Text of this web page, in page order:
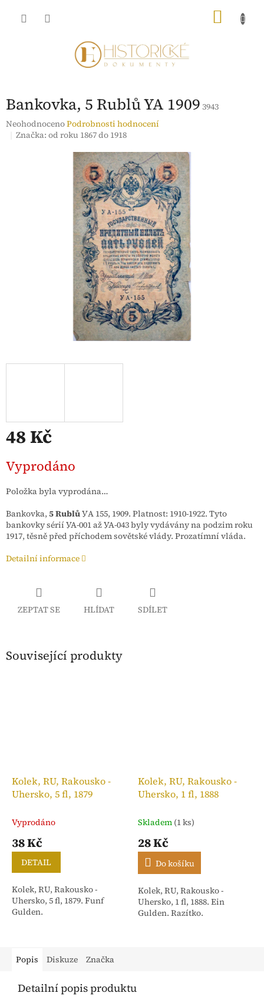
Bankovka, 5 Rublů YA 1909 3943
Průměrné
hodnocení
NeohodnocenoPodrobnosti hodnocení
Značka:od roku 1867 do 1918
48 Kč
cena:
Vyprodáno
Položka byla vyprodána…
Bankovka, 5 RublůУA 155, 1909. Platnost: 1910-1922. Tyto
bankovky sérií УА-001 až УА-043 byly vydávány na podzim roku
1917, těsně před příchodem sovětské vlády. Prozatímní vláda.
Detailní informace
ZEPTAT SE HLÍDAT SDÍLET
Související produkty
Kolek, RU, Rakousko -
Uhersko, 5 fl, 1879
Vyprodáno
38 Kč
DETAIL
Kolek, RU, Rakousko -
Uhersko, 5 fl, 1879. Funf
Gulden.
Kolek, RU, Rakousko -
Uhersko, 1 fl, 1888
Skladem (1 ks)
28 Kč
Do košíku
Kolek, RU, Rakousko -
Uhersko, 1 fl, 1888. Ein
Gulden. Razítko.
Popis Diskuze Značka
Detailní popis produktu